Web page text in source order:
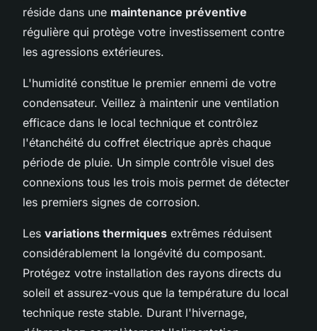
réside dans une maintenance préventive
régulière qui protège votre investissement contre
les agressions extérieures.
L'humidité constitue le premier ennemi de votre
condensateur. Veillez à maintenir une ventilation
efficace dans le local technique et contrôlez
l'étanchéité du coffret électrique après chaque
période de pluie. Un simple contrôle visuel des
connexions tous les trois mois permet de détecter
les premiers signes de corrosion.
Les variations thermiques extrêmes réduisent
considérablement la longévité du composant.
Protégez votre installation des rayons directs du
soleil et assurez-vous que la température du local
technique reste stable. Durant l'hivernage,